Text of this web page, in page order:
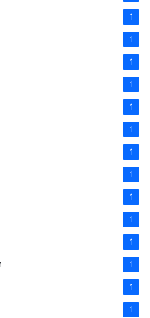
1
1
1
1
1
1
1
1
1
1
1
1
1
1